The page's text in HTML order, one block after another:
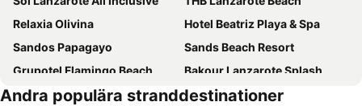
Relaxia Olivina
Hotel Beatriz Playa & Spa
Sandos Papagayo
Sands Beach Resort
Grupotel Flamingo Beach
Bakour Lanzarote Splash
Relaxia Lanzaplaya
THB Flora
Andra populära stranddestinationer